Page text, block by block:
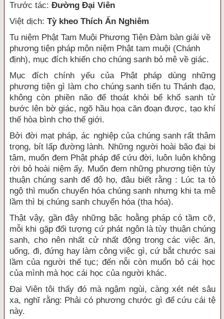
Trước tác: Đường Đại Viên
Việt dịch: Tỳ kheo Thích Ấn Nghiêm
Tu niệm Phật Tam Muội Phương Tiện Đàm bàn giải về
phương tiện pháp môn niệm Phật tam muội (Chánh
định), mục đích khiến cho chúng sanh bỏ mê về giác.
Mục đích chính yếu của Phật pháp dùng những
phương tiện gì làm cho chúng sanh tiến tu Thánh đạo,
không còn phiền não để thoát khỏi bể khổ sanh tử
bước lên bờ giác, ngõ hầu họa căn đoạn được, tạo khí
thế hòa bình cho thế giới.
Bởi đời mạt pháp, ác nghiệp của chúng sanh rất thâm
trọng, bít lấp đường lành. Những người hoài bão đại bi
tâm, muốn đem Phật pháp để cứu đời, luôn luôn không
rời bỏ hoài niệm ấy. Muốn đem những phương tiện tùy
thuận chúng sanh để độ họ, đâu biết rằng : Lúc ta tỏ
ngộ thì muốn chuyển hóa chúng sanh nhưng khi ta mê
lầm thì bị chúng sanh chuyển hóa (tha hóa).
Thật vậy, gần đây những bậc hoằng pháp có tầm cỡ,
mỗi khi gặp đối tượng cứ phát ngôn là tùy thuận chúng
sanh, cho nên nhất cử nhất động trong các việc ăn,
uống, đi, đứng hay làm công việc gì, cứ bắt chước sai
lầm của người thế tục; đến nỗi còn muốn bỏ cái học
của mình mà học cái học của người khác.
Đại Viên tôi thấy đó mà ngậm ngùi, càng xét nét sâu
xa, nghĩ rằng: Phải có phương chước gì để cứu cái tệ
này.